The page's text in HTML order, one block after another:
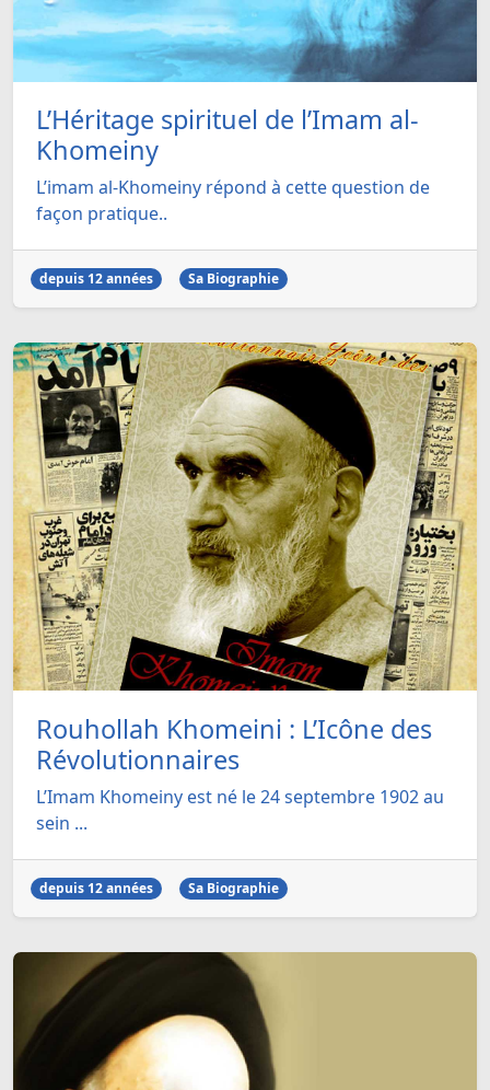
L’Héritage spirituel de l’Imam al-
Khomeiny
L’imam al-Khomeiny répond à cette question de
façon pratique..
depuis 12 années Sa Biographie
Rouhollah Khomeini : L’Icône des
Révolutionnaires
L’Imam Khomeiny est né le 24 septembre 1902 au
sein ...
depuis 12 années Sa Biographie